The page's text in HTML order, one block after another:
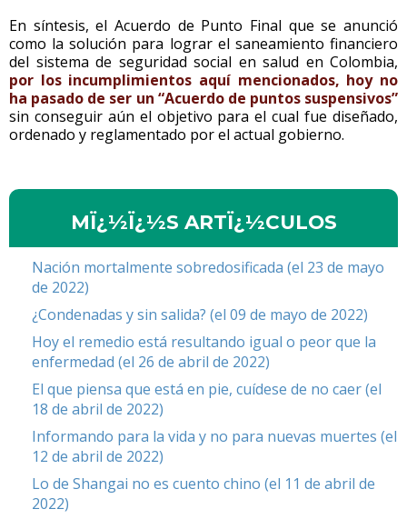
En síntesis, el Acuerdo de Punto Final que se anunció
como la solución para lograr el saneamiento financiero
del sistema de seguridad social en salud en Colombia,
por los incumplimientos aquí mencionados, hoy no
ha pasado de ser un “Acuerdo de puntos suspensivos”
sin conseguir aún el objetivo para el cual fue diseñado,
ordenado y reglamentado por el actual gobierno.
MÏ¿½Ï¿½S ARTÏ¿½CULOS
Nación mortalmente sobredosificada (el 23 de mayo
de 2022)
¿Condenadas y sin salida? (el 09 de mayo de 2022)
Hoy el remedio está resultando igual o peor que la
enfermedad (el 26 de abril de 2022)
El que piensa que está en pie, cuídese de no caer (el
18 de abril de 2022)
Informando para la vida y no para nuevas muertes (el
12 de abril de 2022)
Lo de Shangai no es cuento chino (el 11 de abril de
2022)